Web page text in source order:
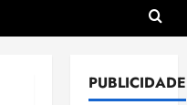
PUBLICIDADE